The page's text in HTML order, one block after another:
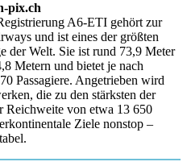
pix.ch
A6-ETI gehört zur
und ist eines der größten
der Welt. Sie ist rund 73,9 Meter
Metern und bietet je nach
Passagiere. Angetrieben wird
die zu den stärksten der
von etwa 13 650
Ziele nonstop –